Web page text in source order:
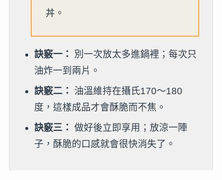
丼。
訣竅一：
別一次放太多進鍋裡；每次只
油炸一到兩片。
訣竅二：
油溫維持在攝氏170～180
度，這樣成品才會酥脆而不焦。
訣竅三： 做好後立即享用；放涼一陣
子，酥脆的口感就會很快消失了。